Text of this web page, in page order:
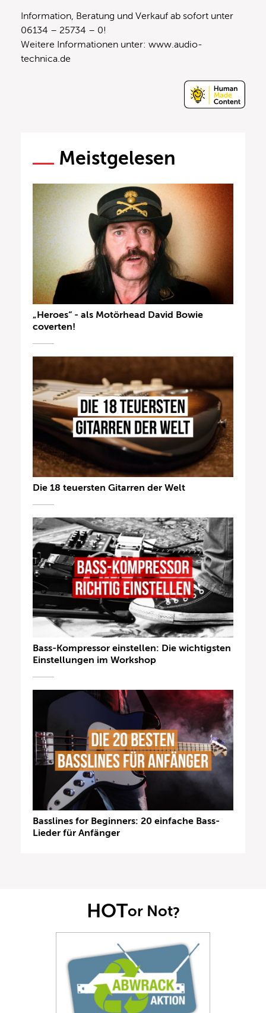
Information, Beratung und Verkauf ab sofort unter
06134 – 25734 – 0!
Weitere Informationen unter: www.audio-
technica.de
Meistgelesen
„Heroes“ - als Motörhead David Bowie
coverten!
Die 18 teuersten Gitarren der Welt
Bass-Kompressor einstellen: Die wichtigsten
Einstellungen im Workshop
Basslines for Beginners: 20 einfache Bass-
Lieder für Anfänger
HOTor Not?